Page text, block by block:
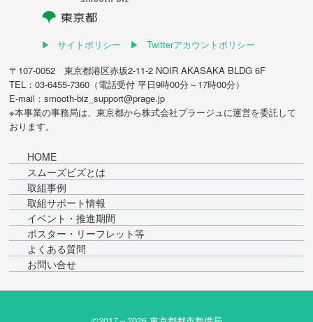
サイトポリシー
Twitterアカウントポリシー
〒107-0052 東京都港区赤坂2-11-2 NOIR AKASAKA BLDG 6F
TEL：03-6455-7360（電話受付 平日9時00分～17時00分）
E-mail：smooth-biz_support@prage.jp
※本事業の事務局は、東京都から株式会社プラージュに運営を委託して
おります。
HOME
スムーズビズとは
取組事例
取組サポート情報
イベント・推進期間
ポスター・リーフレット等
よくある質問
お問い合せ